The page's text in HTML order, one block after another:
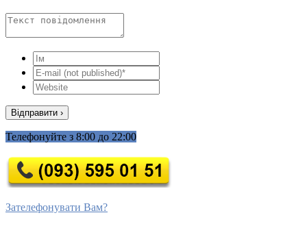
Телефонуйте з 8:00 до 22:00
Зателефонувати Вам?